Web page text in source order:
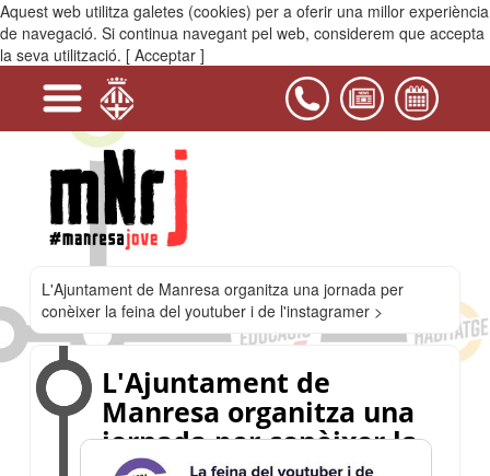
Aquest web utilitza galetes (cookies) per a oferir una millor experiència
de navegació. Si continua navegant pel web, considerem que accepta
la seva utilització. [ Acceptar ]
MENÚ
Serveis
+
Projectes
+
Activitats
+
Equipaments
+
PIJ
Casals
Bages
+
Contacta'ns
+
L'Ajuntament de Manresa organitza una jornada per
conèixer la feina del youtuber i de l'instagramer >
L'Ajuntament de
Manresa organitza una
jornada per conèixer la